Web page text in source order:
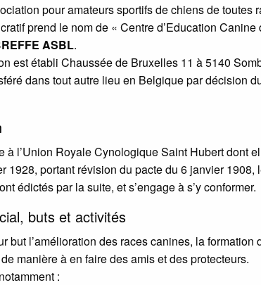
pour amateurs sportifs de chiens de toutes
prend le nom de « Centre d’Education Canine
ASBL.
est établi Chaussée de Bruxelles 11 à 5140
dans tout autre lieu en Belgique par décision
à l’Union Royale Cynologique Saint Hubert dont
1928, portant révision du pacte du 6 janvier 1908,
édictés par la suite, et s’engage à s’y conformer.
buts et activités
but l’amélioration des races canines, la formation
manière à en faire des amis et des protecteurs.
: